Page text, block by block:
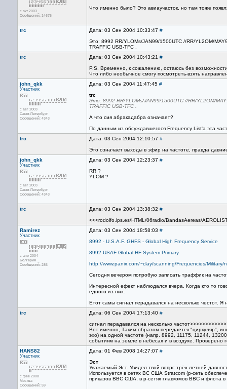
с окт 2003
Сообщений: 14675
Что именно было? Это авиаучасток, но там тоже
trc Дата: 03 Сен 2004 10:33:47 #
Это: 8992 RR/YLOMs/JAN99/1500UTC //RR/YL2OM/
TRAFFIC USB-TFC .
trc
Дата: 03 Сен 2004 10:43:21 #
P.S. Временно, к сожалению, остаюсь без
Что либо необычное смогу посмотреть-взять
john_qkk
Участник
с авг 2003
Санкт-Петербург
Сообщений: 4343
Дата: 03 Сен 2004 11:47:45 #
trc
Это: 8992 RR/YLOMs/JAN99/1500UTC //RR/YL2OM/
TRAFFIC USB-TFC .
А что сия абракадабра означает?
По данным из обсуждавшегося Frequency List'а эта
trc
Дата: 03 Сен 2004 12:10:57 #
Это означает выходы в эфир на частоте, правда
john_qkk
Участник
с авг 2003
Санкт-Петербург
Сообщений: 4343
Дата: 03 Сен 2004 12:23:37 #
RR ?
YLOM ?
trc Дата: 03 Сен 2004 13:38:32 #
<<<rodolfo.ips.es/HTML/06radio/BandasAereas/
Ramirez
Участник
с апр 2004
Болгария
Сообщений: 285
Дата: 03 Сен 2004 18:58:03 #
8992 - U.S.A.F. GHFS - Global High Frequency Service
8992 USAF Global HF System Primary
http://www.panix.com/~clay/scanning/Frequencies/Military/
Сегодня вечером попробую записать траффик на
Интересной ефект наблюдался вчера. Когда кто то
едного из них.
Етот самы сигнал перадавался на несколько
trc
Дата: 06 Сен 2004 17:13:40 #
сигнал перадавался на несколько
Вот именно, Таким образом передается "циркуляр",
эхо) на одной частоте (напр. 8992, 11175, 11244,
событиям на земле в небесах и в воздухе. Проверено
HANS82
Участник
с фев 2008
Москва
Сообщений: 59
Дата: 01 Фев 2008 14:27:07 #
Эст
Уважаемый Эст. Увидел твой вопрс трёх летней
Используется в сетях ВС США Stratcom (р-сеть
приказов ВВС США, в р-сетях главкомов ВВС и флота